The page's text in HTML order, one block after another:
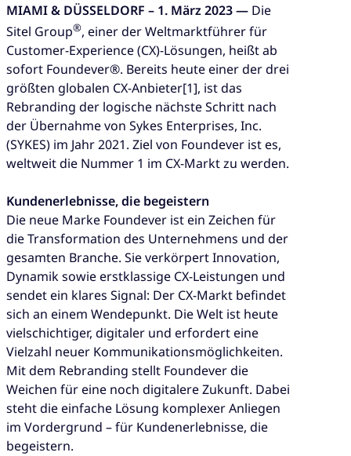
MIAMI & DÜSSELDORF – 1. März 2023 — Die
Sitel Group®, einer der Weltmarktführer für
Customer-Experience (CX)-Lösungen, heißt ab
sofort Foundever®. Bereits heute einer der drei
größten globalen CX-Anbieter[1], ist das
Rebranding der logische nächste Schritt nach
der Übernahme von Sykes Enterprises, Inc.
(SYKES) im Jahr 2021. Ziel von Foundever ist es,
weltweit die Nummer 1 im CX-Markt zu werden.
Kundenerlebnisse, die begeistern
Die neue Marke Foundever ist ein Zeichen für
die Transformation des Unternehmens und der
gesamten Branche. Sie verkörpert Innovation,
Dynamik sowie erstklassige CX-Leistungen und
sendet ein klares Signal: Der CX-Markt befindet
sich an einem Wendepunkt. Die Welt ist heute
vielschichtiger, digitaler und erfordert eine
Vielzahl neuer Kommunikationsmöglichkeiten.
Mit dem Rebranding stellt Foundever die
Weichen für eine noch digitalere Zukunft. Dabei
steht die einfache Lösung komplexer Anliegen
im Vordergrund – für Kundenerlebnisse, die
begeistern.